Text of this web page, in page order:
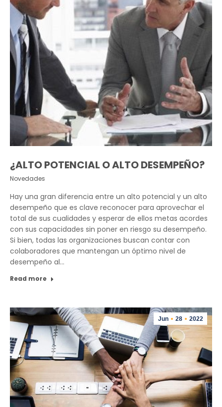
¿ALTO POTENCIAL O ALTO DESEMPEÑO?
Novedades
Hay una gran diferencia entre un alto potencial y un alto
desempeño que es clave reconocer para aprovechar el
total de sus cualidades y esperar de ellos metas acordes
con sus capacidades sin poner en riesgo su desempeño.
Si bien, todas las organizaciones buscan contar con
colaboradores que mantengan un óptimo nivel de
desempeño al…
Read more
Jun 28 2022